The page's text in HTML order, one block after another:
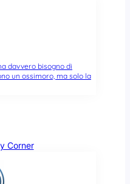
davvero bisogno di
un ossimoro, ma solo la
Corner